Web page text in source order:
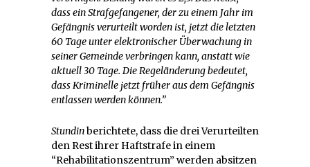
dass ein Strafgefangener, der zu einem Jahr im
Gefängnis verurteilt worden ist, jetzt die letzten
60 Tage unter elektronischer Überwachung in
seiner Gemeinde verbringen kann, anstatt wie
aktuell 30 Tage. Die Regeländerung bedeutet,
dass Kriminelle jetzt früher aus dem Gefängnis
entlassen werden können.”
Stundinberichtete, dass die drei Verurteilten
den Rest ihrer Haftstrafe in einem
“Rehabilitationszentrum” werden absitzen